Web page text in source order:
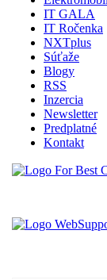
IT GALA
IT Ročenka
NXTplus
Súťaže
Blogy
RSS
Inzercia
Newsletter
Predplatné
Kontakt